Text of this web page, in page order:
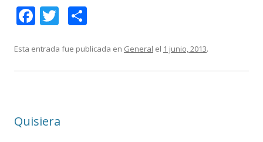
F
e
k
T
itt m
Esta entrada fue publicada en General el 1 junio, 2013.
Quisiera